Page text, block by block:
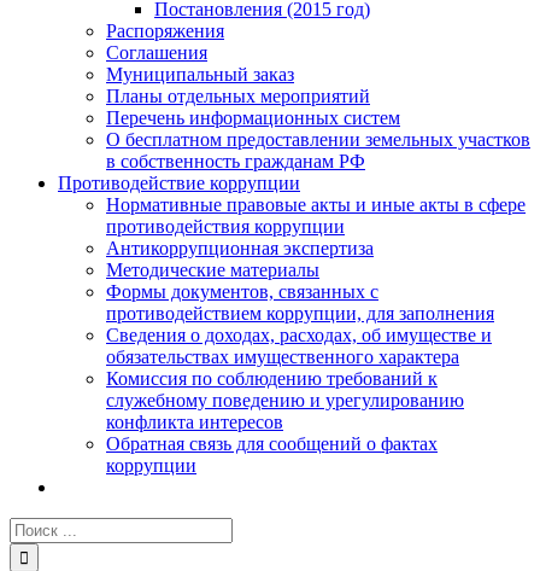
Постановления (2015 год)
Распоряжения
Соглашения
Муниципальный заказ
Планы отдельных мероприятий
Перечень информационных систем
О бесплатном предоставлении земельных участков
в собственность гражданам РФ
Противодействие коррупции
Нормативные правовые акты и иные акты в сфере
противодействия коррупции
Антикоррупционная экспертиза
Методические материалы
Формы документов, связанных с
противодействием коррупции, для заполнения
Сведения о доходах, расходах, об имуществе и
обязательствах имущественного характера
Комиссия по соблюдению требований к
служебному поведению и урегулированию
конфликта интересов
Обратная связь для сообщений о фактах
коррупции
Результат
поиска: